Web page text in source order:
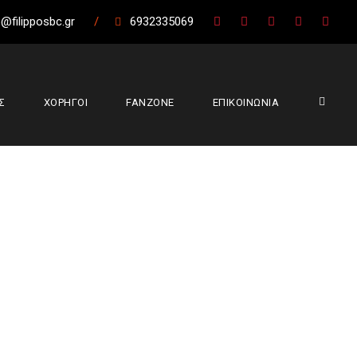
/ 6932335069
ΧΟΡΗΓΟΙ FANZONE ΕΠΙΚΟΙΝΩΝΙΑ